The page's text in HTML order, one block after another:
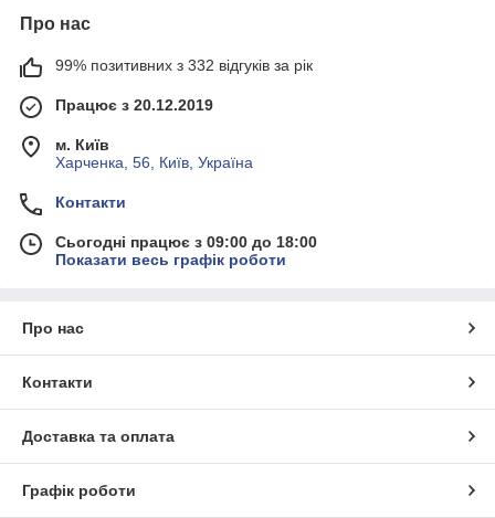
Про нас
99% позитивних з 332 відгуків за рік
Працює з 20.12.2019
м. Київ
Харченка, 56, Київ, Україна
Контакти
Сьогодні працює з 09:00 до 18:00
Показати весь графік роботи
Про нас
Контакти
Доставка та оплата
Графік роботи